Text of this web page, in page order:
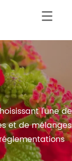
l'une de
et de mélanges